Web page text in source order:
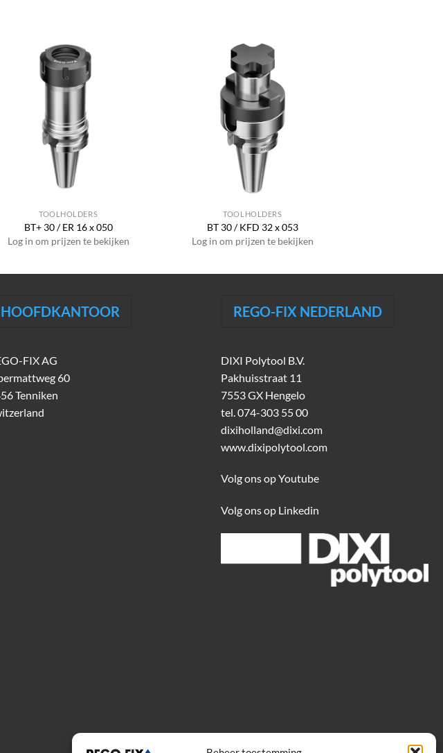
TOOLHOLDERS
BT+ 30 / ER 16 x 050
Log in om prijzen te bekijken
TOOLHOLDERS
BT 30 / KFD 32 x 053
Log in om prijzen te bekijken
HOOFDKANTOOR
FIX AG
60
Tenniken
REGO-FIX NEDERLAND
DIXI Polytool B.V.
Pakhuisstraat 11
7553 GX Hengelo
tel. 074-303 55 00
dixiholland@dixi.com
www.dixipolytool.com
Volg ons op Youtube
Volg ons op Linkedin